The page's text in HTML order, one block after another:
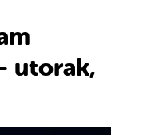
utorak,